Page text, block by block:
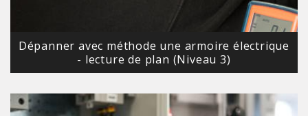
Dépanner avec méthode une armoire électrique
- lecture de plan (Niveau 3)